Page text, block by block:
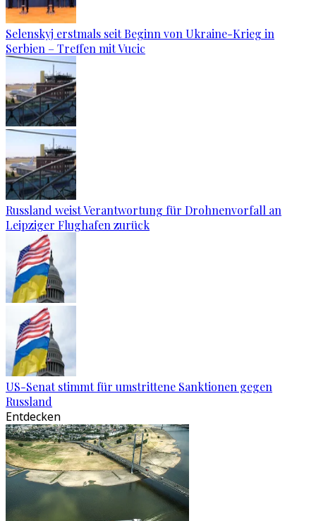
Selenskyj erstmals seit Beginn von Ukraine-Krieg in
Serbien – Treffen mit Vucic
Russland weist Verantwortung für Drohnenvorfall an
Leipziger Flughafen zurück
US-Senat stimmt für umstrittene Sanktionen gegen
Russland
Entdecken